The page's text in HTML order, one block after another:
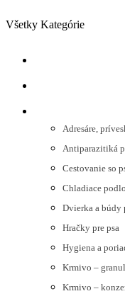
Všetky Kategórie
Adresáre,
Antiparazitiká
Cestovanie so
Chladiace
Dvierka a búdy
Hračky pre psa
Hygiena a
Krmivo –
Krmivo –